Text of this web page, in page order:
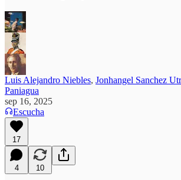
Luis Alejandro Niebles, Jonhangel Sanchez
Paniagua
sep 16, 2025
Escucha
17
4 10